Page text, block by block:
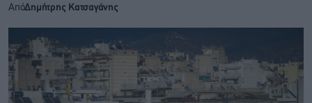
ΑπόΔημήτρης Κατσαγάνης